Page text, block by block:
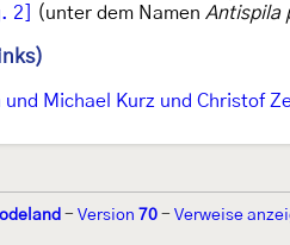
2] (unter dem Namen Antispila
Michael Kurz und Christof
- Version 70 - Verweise